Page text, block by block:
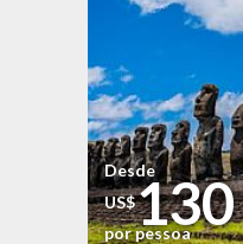
Desde
US$130
por pessoa